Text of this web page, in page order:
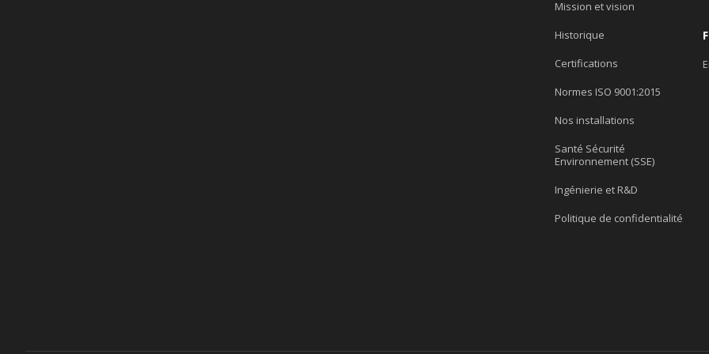
Mission et vision
Historique
Certifications
Normes ISO 9001:2015
Nos installations
Santé Sécurité
Environnement (SSE)
Ingénierie et R&D
Politique de confidentialité